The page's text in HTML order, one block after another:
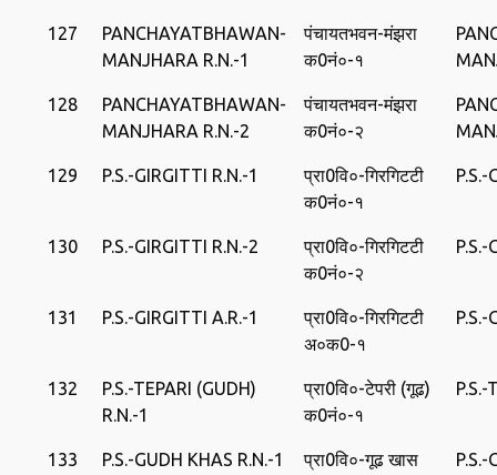
127
PANCHAYATBHAWAN-
MANJHARA R.N.-1
पंचायतभवन-मंझरा
क0नं०-१
128
PANCHAYATBHAWAN-
MANJHARA R.N.-2
पंचायतभवन-मंझरा
क0नं०-२
129 P.S.-GIRGITTI R.N.-1
प्रा0वि०-गिरगिटटी
क0नं०-१
P.S.-
130 P.S.-GIRGITTI R.N.-2
प्रा0वि०-गिरगिटटी
क0नं०-२
P.S.-
131 P.S.-GIRGITTI A.R.-1
प्रा0वि०-गिरगिटटी
अ०क0-१
P.S.-
132
P.S.-TEPARI (GUDH)
R.N.-1
प्रा0वि०-टेपरी (गूढ)
क0नं०-१
P.S.-
133 P.S.-GUDH KHAS R.N.-1
प्रा0वि०-गूढ खास
P.S.-